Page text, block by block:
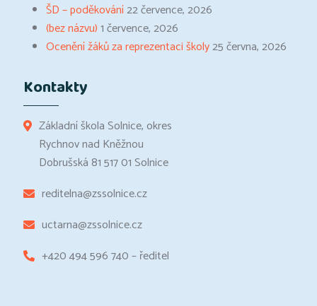
ŠD – poděkování22 července, 2026
(bez názvu)1 července, 2026
Ocenění žáků za reprezentaci školy25 června, 2026
Kontakty
Základní škola Solnice, okres
Rychnov nad Kněžnou
Dobrušská 81 517 01 Solnice
reditelna@zssolnice.cz
uctarna@zssolnice.cz
+420 494 596 740 – ředitel